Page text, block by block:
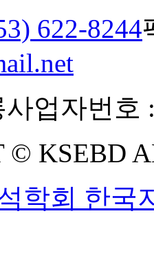
622-8244
사업자번호
© KSEBD